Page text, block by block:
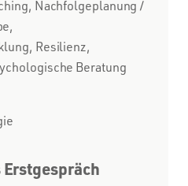
Nachfolgeplanung /
Resilienz,
Beratung